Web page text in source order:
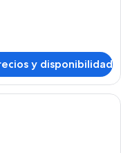
y disponibilidad
de hotel moderna